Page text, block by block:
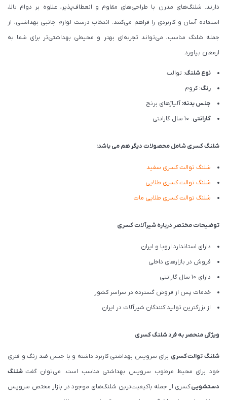
دارند. شلنگ‌های مدرن با طراحی‌های مقاوم و انعطاف‌پذیر، علاوه بر دوام بالا،
استفاده آسان و کاربردی را فراهم می‌کنند. انتخاب درست لوازم جانبی بهداشتی، از
جمله شلنگ مناسب، می‌تواند تجربه‌ای بهتر و محیطی بهداشتی‌تر برای شما به
ارمغان بیاورد.
نوع شلنگ: توالت
رنگ: کروم
جنس بدنه:آلیاژهای برنج
گارانتی: 10 سال گارانتی
شلنگ کسری شامل محصولات دیگر هم می باشد:
شلنگ توالت کسری سفید
شلنگ توالت کسری طلایی
شلنگ توالت کسری طلایی مات
توضیحات مختصر درباره شیرآلات کسری
دارای استاندارد اروپا و ایران
فروش در بازارهای داخلی
دارای 10 سال گارانتی
خدمات پس از فروش گسترده در سراسر کشور
از بزرگترین تولید کنندگان شیرآلات در ایران
ویژگی منحصر به فرد شلنگ کسری
شلنگ توالتکسری برای سرویس بهداشتی کاربرد داشته و با جنس ضد زنگ و فنری
خود برای محیط مرطوب سرویس بهداشتی مناسب است. می‌توان گفت شلنگ
دستشوییکسری از جمله باکیفیت‌ترین شلنگ‌های موجود در بازار مختص سرویس